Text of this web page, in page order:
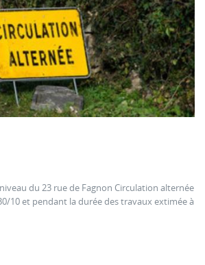
du 23 rue de Fagnon Circulation alternée
10 et pendant la durée des travaux extimée à